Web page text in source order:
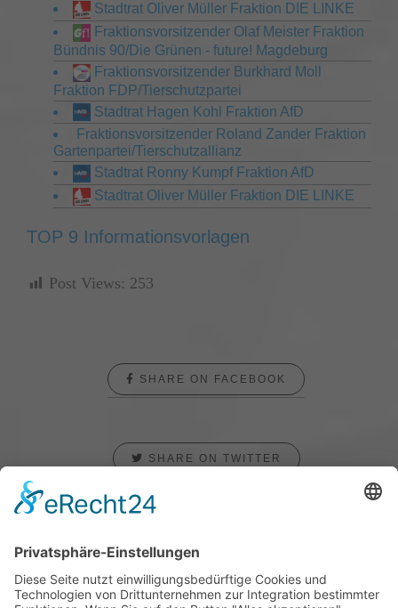
Stadtrat Oliver Müller Fraktion DIE LINKE
Fraktionsvorsitzender Olaf Meister Fraktion
Bündnis 90/Die Grünen - future! Magdeburg
Fraktionsvorsitzender Burkhard Moll
Fraktion FDP/Tierschutzpartei
Stadtrat Hagen Kohl Fraktion AfD
Fraktionsvorsitzender Roland Zander Fraktion
Gartenpartei/Tierschutzallianz
Stadtrat Ronny Kumpf Fraktion AfD
Stadtrat Oliver Müller Fraktion DIE LINKE
TOP 9 Informationsvorlagen
Post Views: 253
SHARE ON FACEBOOK
SHARE ON TWITTER